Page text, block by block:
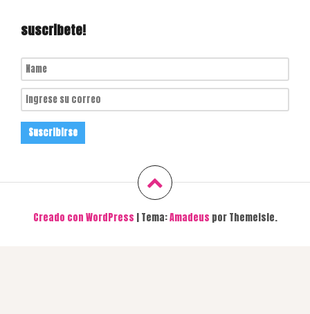
suscribete!
Creado con WordPress |Tema:Amadeus por Themeisle.